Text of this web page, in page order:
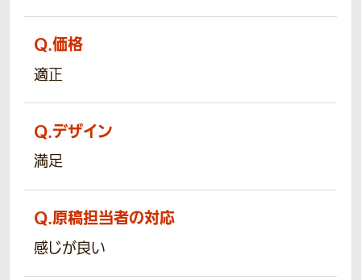
Q.価格
適正
Q.デザイン
満足
Q.原稿担当者の対応
感じが良い